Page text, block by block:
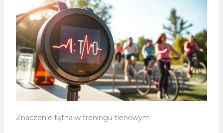
Znaczenie tętna w treningu tlenowym